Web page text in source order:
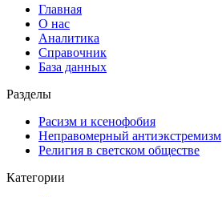
Главная
О нас
Аналитика
Справочник
База данных
Разделы
Расизм и ксенофобия
Неправомерный антиэкстремизм
Религия в светском обществе
Категории